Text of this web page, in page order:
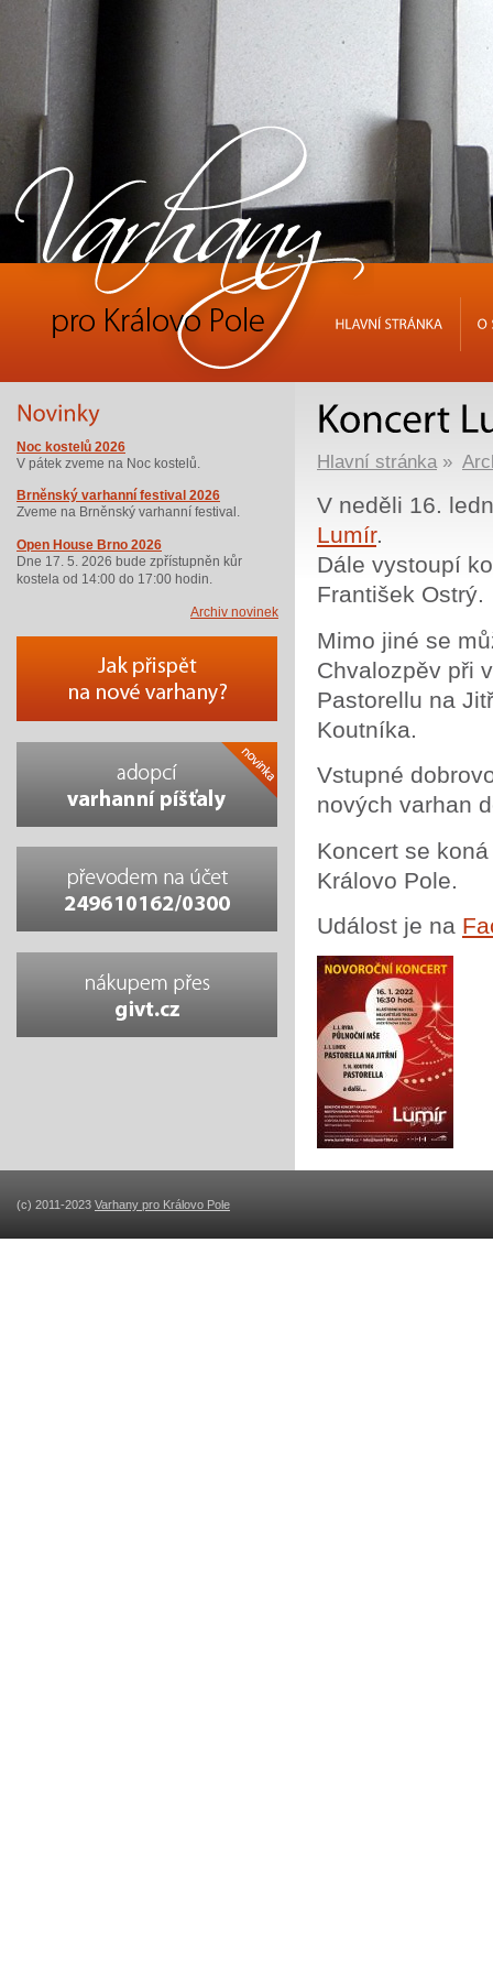
Hlavní stránka»
V neděli 16.
Lumír.
Dále vystoupí
František Ostrý.
Mimo jiné se
Chvalozpěv při
Pastorellu na
Koutníka.
Vstupné
nových varhan
Koncert se
Královo Pole.
Událost je na
Noc kostelů 2026
V pátek zveme na Noc kostelů.
Brněnský varhanní festival 2026
Zveme na Brněnský varhanní festival.
Open House Brno 2026
Dne 17. 5. 2026 bude zpřístupněn kůr
kostela od 14:00 do 17:00 hodin.
Archiv novinek
(c) 2011-2023 Varhany pro Královo Pole